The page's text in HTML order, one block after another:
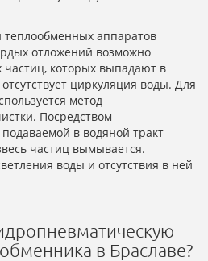
теплообменных аппаратов
отложений возможно
которых выпадают в
циркуляция воды. Для
метод
Посредством
в водяной тракт
частиц вымывается.
воды и отсутствия в ней
в Браславе?